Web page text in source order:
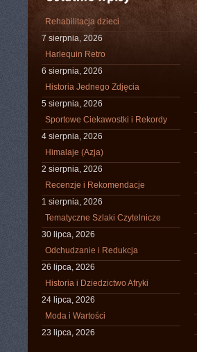
Rehabilitacja dzieci
7 sierpnia, 2026
Harlequin Retro
6 sierpnia, 2026
Historia Jednego Zdjęcia
5 sierpnia, 2026
Sportowe Ciekawostki i Rekordy
4 sierpnia, 2026
Himalaje (Azja)
2 sierpnia, 2026
Recenzje i Rekomendacje
1 sierpnia, 2026
Tematyczne Szlaki Czytelnicze
30 lipca, 2026
Odchudzanie i Redukcja
26 lipca, 2026
Historia i Dziedzictwo Afryki
24 lipca, 2026
Moda i Wartości
23 lipca, 2026